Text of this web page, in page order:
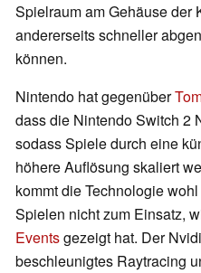
Spielraum am Gehäuse der
andererseits schneller
können.
Nintendo hat gegenüber
dass die Nintendo Switch 2
sodass Spiele durch eine
höhere Auflösung skaliert
kommt die Technologie
Spielen nicht zum Einsatz,
Eventsgezeigt hat. Der
beschleunigtes Raytracing